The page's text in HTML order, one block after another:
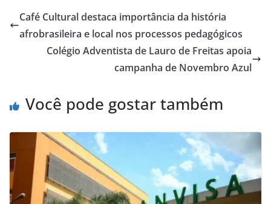
s
A
p
e
b
o
l e
Café Cultural destaca importância da história
afrobrasileira e local nos processos pedagógicos
Colégio Adventista de Lauro de Freitas apoia
campanha de Novembro Azul
Você pode gostar também